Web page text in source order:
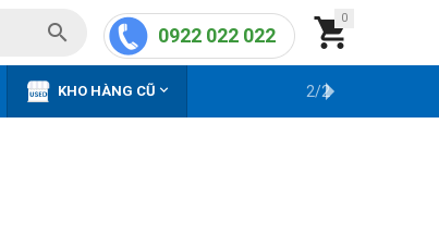
0

0922 022 022

KHO HÀNG CŨ  2/2